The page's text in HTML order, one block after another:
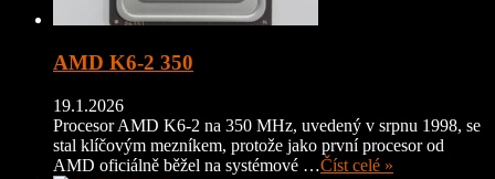
AMD K6-2 350
19.1.2026
Procesor AMD K6-2 na 350 MHz, uvedený v srpnu 1998, se
stal klíčovým mezníkem, protože jako první procesor od
AMD oficiálně běžel na systémové …Číst celé »